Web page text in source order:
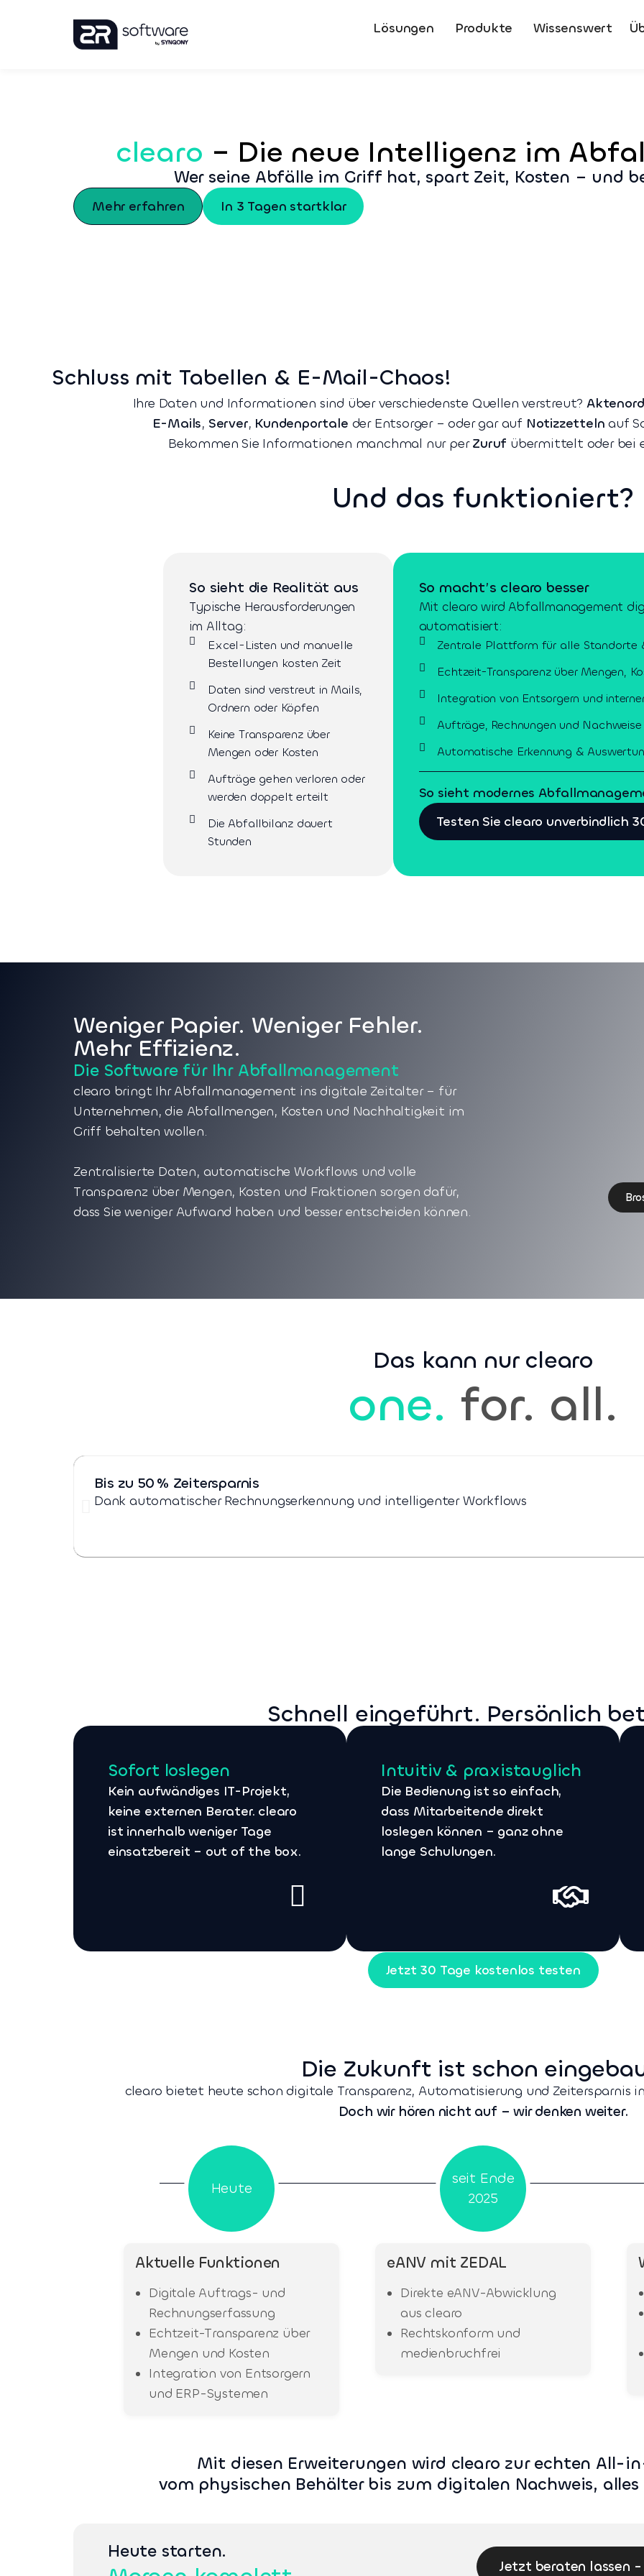
Lösungen Produkte Wissenswert
clearo – Die neue Intelligenz im
Wer seine Abfälle im Griff hat, spart Zeit, Kosten – und
Mehr erfahren In 3 Tagen startklar
Schluss mit Tabellen & E-Mail-Chaos!
Ihre Daten und Informationen sind über verschiedenste Quellen verstreut?
E-Mails, Server, Kundenportale der Entsorger – oder gar auf Notizzetteln auf
Bekommen Sie Informationen manchmal nur perZuruf übermittelt oder bei
Und das funktioniert?
So sieht die Realität aus
Typische Herausforderungen
im Alltag:
Excel-Listen und manuelle
Bestellungen kosten Zeit
Daten sind verstreut in Mails,
Ordnern oder Köpfen
Keine Transparenz über
Mengen oder Kosten
Aufträge gehen verloren oder
werden doppelt erteilt
Die Abfallbilanz dauert
Stunden
So macht’s clearo besser
Mit clearo wird Abfallmanagement
automatisiert:
Zentrale Plattform für alle Standorte
Echtzeit-Transparenz über Mengen,
Integration von Entsorgern und
Aufträge, Rechnungen und
Automatische Erkennung &
So sieht modernes
Testen Sie clearo unverbindlich
Weniger Papier. Weniger Fehler.
Mehr Effizienz.
Die Software für Ihr Abfallmanagement
clearo bringt Ihr Abfallmanagement ins digitale Zeitalter – für
Unternehmen, die Abfallmengen, Kosten und Nachhaltigkeit im
Griff behalten wollen.
Zentralisierte Daten, automatische Workflows und volle
Transparenz über Mengen, Kosten und Fraktionen sorgen dafür,
dass Sie weniger Aufwand haben und besser entscheiden können.
Das kann nur clearo
one. for. all.
Bis zu 50 % Zeitersparnis
Dank automatischer Rechnungserkennung und intelligenter Workflows
Schnell eingeführt. Persönlich
Sofort loslegen
Kein aufwändiges IT-Projekt,
keine externen Berater. clearo
ist innerhalb weniger Tage
einsatzbereit – out of the box.
Intuitiv & praxistauglich
Die Bedienung ist so einfach,
dass Mitarbeitende direkt
loslegen können – ganz ohne
lange Schulungen.
Jetzt 30 Tage kostenlos testen
Die Zukunft ist schon
clearo bietet heute schon digitale Transparenz, Automatisierung und Zeitersparnis
Doch wir hören nicht auf – wir denken weiter.
Heute
Aktuelle Funktionen
Digitale Auftrags- und
Rechnungserfassung
Echtzeit-Transparenz über
Mengen und Kosten
Integration von Entsorgern
und ERP-Systemen
seit Ende
2025
eANV mit ZEDAL
Direkte eANV-Abwicklung
aus clearo
Rechtskonform und
medienbruchfrei
Mit diesen Erweiterungen wird clearo zur echten All-
vom physischen Behälter bis zum digitalen Nachweis,
Heute starten.
Jetzt beraten lassen